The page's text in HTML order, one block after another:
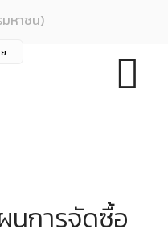
มหาชน)
นการจัดซื้อ